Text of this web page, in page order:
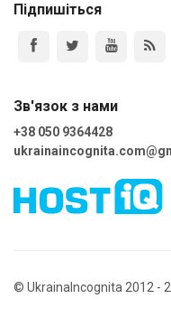
Підпишіться
Зв'язок з нами
+38 050 9364428
© UkrainaIncognita 2012 -